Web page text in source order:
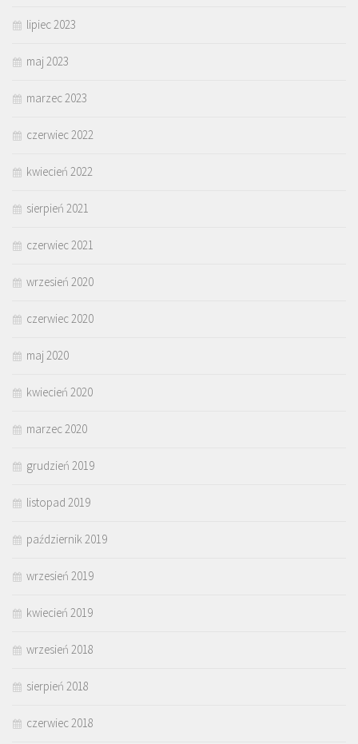
lipiec 2023
maj 2023
marzec 2023
czerwiec 2022
kwiecień 2022
sierpień 2021
czerwiec 2021
wrzesień 2020
czerwiec 2020
maj 2020
kwiecień 2020
marzec 2020
grudzień 2019
listopad 2019
październik 2019
wrzesień 2019
kwiecień 2019
wrzesień 2018
sierpień 2018
czerwiec 2018